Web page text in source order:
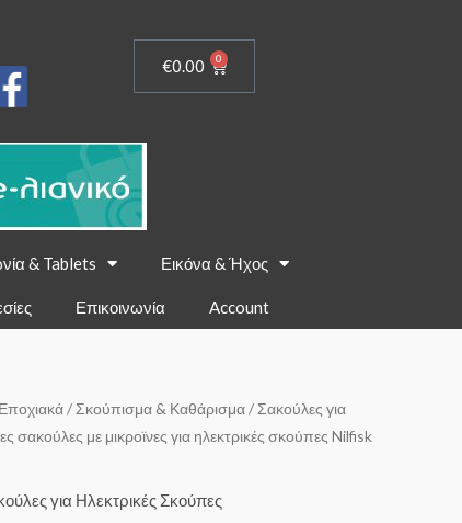
€0.00 0
& Tablets Εικόνα & Ήχος
Επικοινωνία Account
/ Σκούπισμα & Καθάρισμα/ Σακούλες για
σακούλες με μικροϊνες για ηλεκτρικές σκούπες Nilfisk
για Ηλεκτρικές Σκούπες